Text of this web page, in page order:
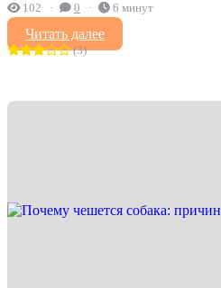
102 0 6 минут
Читать далее
(3)